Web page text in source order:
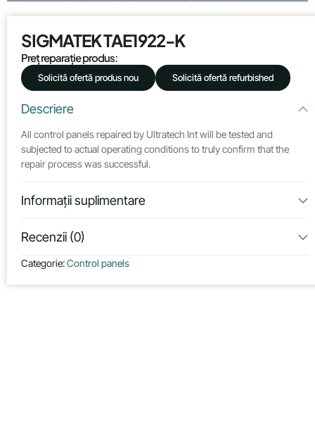
SIGMATEK TAE1922-K
Preț reparație produs:
Solicită ofertă produs nou Solicită ofertă refurbished
Descriere
All control panels repaired by Ultratech Int will be tested and
subjected to actual operating conditions to truly confirm that the
repair process was successful.
Informații suplimentare
Recenzii (0)
Categorie:Control panels